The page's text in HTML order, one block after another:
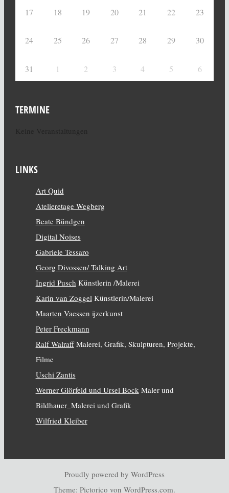
17 18 19 20 21 22 23
24 25 26 27 28 29 30
31 1 2 3 4 5 6
TERMINE
LINKS
Art Quid
Atelieretage Wegberg
Beate Bündgen
Digital Noises
Gabriele Tessaro
Georg Divossen/ Talking Art
Ingrid Pusch Künstlerin /Malerei
Karin van ZoggelKünstlerin/Malerei
Maarten Vaessen ijzerkunst
Peter Freckmann
Ralf WalraffMalerei, Grafik, Skulpturen, Projekte,
Filme
Uschi Zantis
Werner Glörfeld und Ursel BockMaler und
Bildhauer_Malerei und Grafik
Wilfried Kleiber
Proudly powered by WordPress
Theme: Pictorico von WordPress.com.